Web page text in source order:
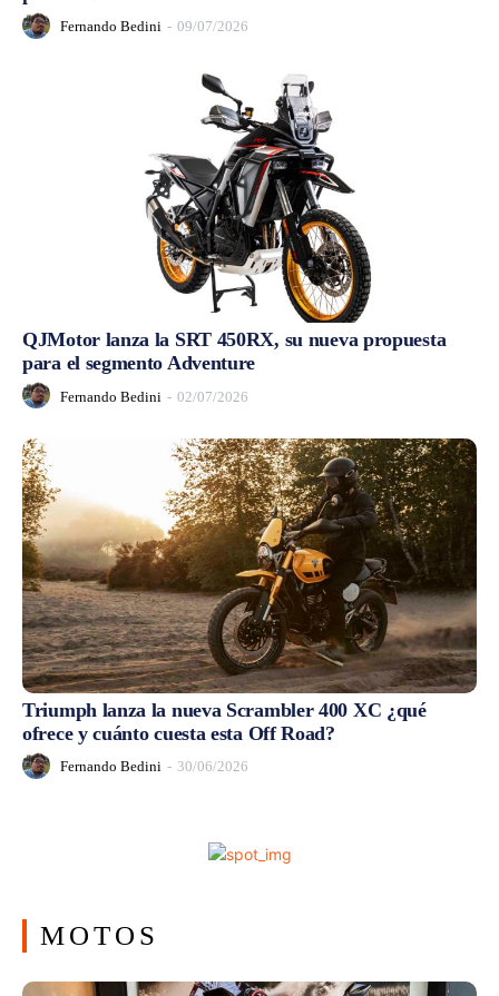
Fernando Bedini - 09/07/2026
QJMotor lanza la SRT 450RX, su nueva propuesta
para el segmento Adventure
Fernando Bedini - 02/07/2026
Triumph lanza la nueva Scrambler 400 XC ¿qué
ofrece y cuánto cuesta esta Off Road?
Fernando Bedini - 30/06/2026
MOTOS